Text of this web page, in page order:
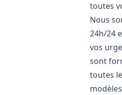
toutes
Nous
24h/24
vos
sont
toutes